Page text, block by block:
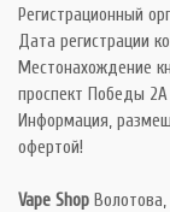
Регистрационный
Дата регистрации
Местонахождение
проспект Победы 2А
Информация,
офертой!
Vape Shop